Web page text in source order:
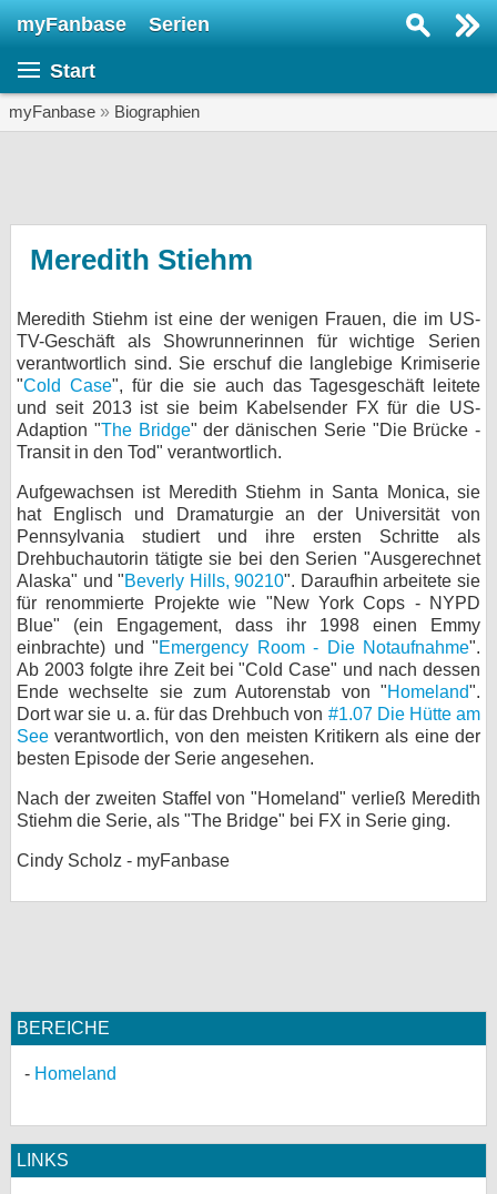
myFanbase Serien
Start
myFanbase » Biographien
Meredith Stiehm
Meredith Stiehm ist eine der wenigen Frauen, die im US-
TV-Geschäft als Showrunnerinnen für wichtige Serien
verantwortlich sind. Sie erschuf die langlebige Krimiserie
"Cold Case", für die sie auch das Tagesgeschäft leitete
und seit 2013 ist sie beim Kabelsender FX für die US-
Adaption "The Bridge" der dänischen Serie "Die Brücke -
Transit in den Tod" verantwortlich.
Aufgewachsen ist Meredith Stiehm in Santa Monica, sie
hat Englisch und Dramaturgie an der Universität von
Pennsylvania studiert und ihre ersten Schritte als
Drehbuchautorin tätigte sie bei den Serien "Ausgerechnet
Alaska" und "Beverly Hills, 90210". Daraufhin arbeitete sie
für renommierte Projekte wie "New York Cops - NYPD
Blue" (ein Engagement, dass ihr 1998 einen Emmy
einbrachte) und "Emergency Room - Die Notaufnahme".
Ab 2003 folgte ihre Zeit bei "Cold Case" und nach dessen
Ende wechselte sie zum Autorenstab von "Homeland".
Dort war sie u. a. für das Drehbuch von #1.07 Die Hütte am
See verantwortlich, von den meisten Kritikern als eine der
besten Episode der Serie angesehen.
Nach der zweiten Staffel von "Homeland" verließ Meredith
Stiehm die Serie, als "The Bridge" bei FX in Serie ging.
Cindy Scholz - myFanbase
BEREICHE
Homeland
LINKS
KULTUR
Specials
SERVICE
Gewinnspiele
bei X
bei Facebook
Kontakt
Nutzungsbedingungen
Datenschutz
Cookie-Einstellungen
myFanbase